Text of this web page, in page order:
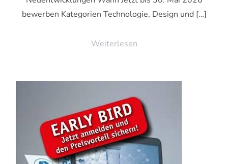
bewerben Kategorien Technologie, Design und […]
Weiterlesen